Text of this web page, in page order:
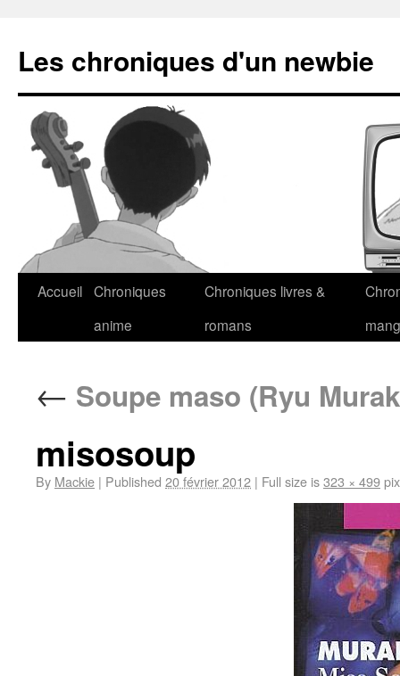
Les chroniques d'un newbie
Accueil Chroniques
anime
Chroniques livres &
romans
← Soupe maso (Ryu
misosoup
By Mackie | Published 20 février 2012 | Full size is323 × 499